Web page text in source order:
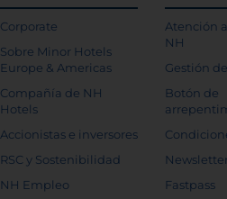
Corporate
Sobre Minor Hotels
Europe & Americas
Compañía de NH
Hotels
Accionistas e inversores
RSC y Sostenibilidad
NH Empleo
Atención
NH
Gestión
Botón de
Fastpass